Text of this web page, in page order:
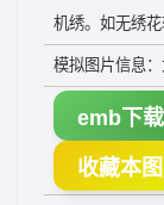
机绣。如无绣花
模拟图片信息
emb下载
收藏本图